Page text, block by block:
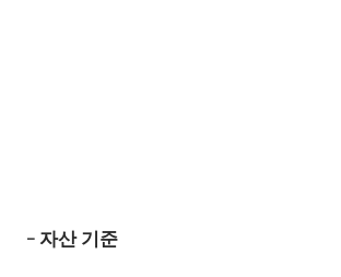
- 자산 기준